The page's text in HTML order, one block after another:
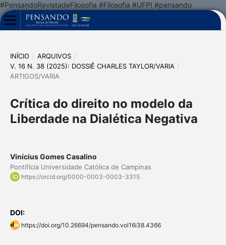
#PensandoRevistadeFilosofia #Filosofia #UFPI #pensando
INÍCIO / ARQUIVOS /
V. 16 N. 38 (2025): DOSSIÊ CHARLES TAYLOR/VARIA /
ARTIGOS/VARIA
Crítica do direito no modelo da
Liberdade na Dialética Negativa
Vinícius Gomes Casalino
Pontifícia Universidade Católica de Campinas
https://orcid.org/0000-0003-0003-3315
DOI:
https://doi.org/10.26694/pensando.vol16i38.4366